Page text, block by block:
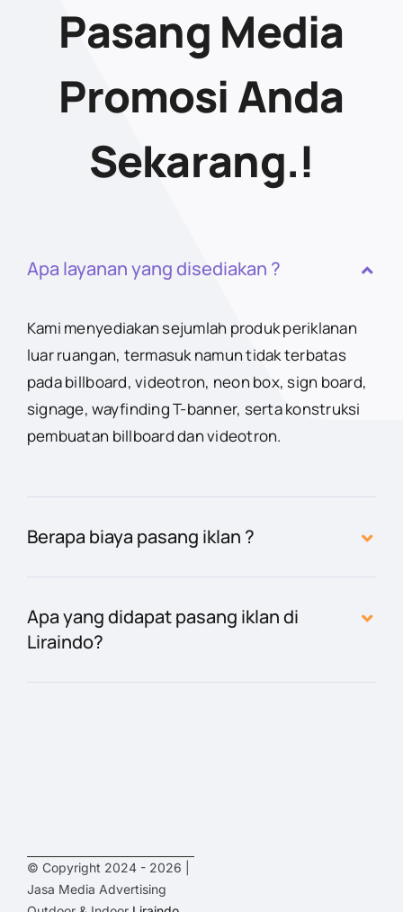
Pasang Media
Promosi Anda
Sekarang.!
Apa layanan yang disediakan ?
Kami menyediakan sejumlah produk periklanan
luar ruangan, termasuk namun tidak terbatas
pada billboard, videotron, neon box, sign board,
signage, wayfinding T-banner, serta konstruksi
pembuatan billboard dan videotron.
Berapa biaya pasang iklan ?
Apa yang didapat pasang iklan di
Liraindo?
© Copyright 2024 - 2026 |
Jasa Media Advertising